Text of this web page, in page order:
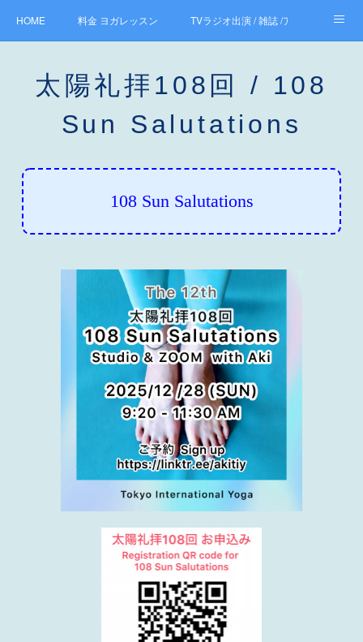
HOME 料金 ヨガレッスン TVラジオ出演 / 雑誌 /アンバサダー
太陽礼拝108回 / 108 Sun Salutations
初めてご参加の方
太陽礼拝108回 / 108
Sun Salutations